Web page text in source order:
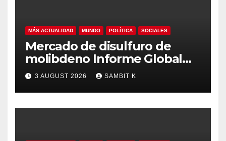
MÁS ACTUALIDAD MUNDO POLÍTICA SOCIALES
Mercado de disulfuro de
molibdeno Informe Global
del Mercado, Pronóstico y
Análisis de la Industria hasta
2035
3 AUGUST 2026 SAMBIT K